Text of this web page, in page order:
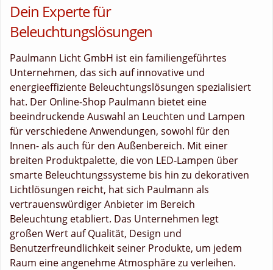
Dein Experte für
Beleuchtungslösungen
Paulmann Licht GmbH ist ein familiengeführtes
Unternehmen, das sich auf innovative und
energieeffiziente Beleuchtungslösungen spezialisiert
hat. Der Online-Shop Paulmann bietet eine
beeindruckende Auswahl an Leuchten und Lampen
für verschiedene Anwendungen, sowohl für den
Innen- als auch für den Außenbereich. Mit einer
breiten Produktpalette, die von LED-Lampen über
smarte Beleuchtungssysteme bis hin zu dekorativen
Lichtlösungen reicht, hat sich Paulmann als
vertrauenswürdiger Anbieter im Bereich
Beleuchtung etabliert. Das Unternehmen legt
großen Wert auf Qualität, Design und
Benutzerfreundlichkeit seiner Produkte, um jedem
Raum eine angenehme Atmosphäre zu verleihen.